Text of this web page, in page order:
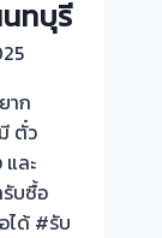
ทบุรี
าก
ตั๋ว
และ
รับซื้อ
ได้ #รับ